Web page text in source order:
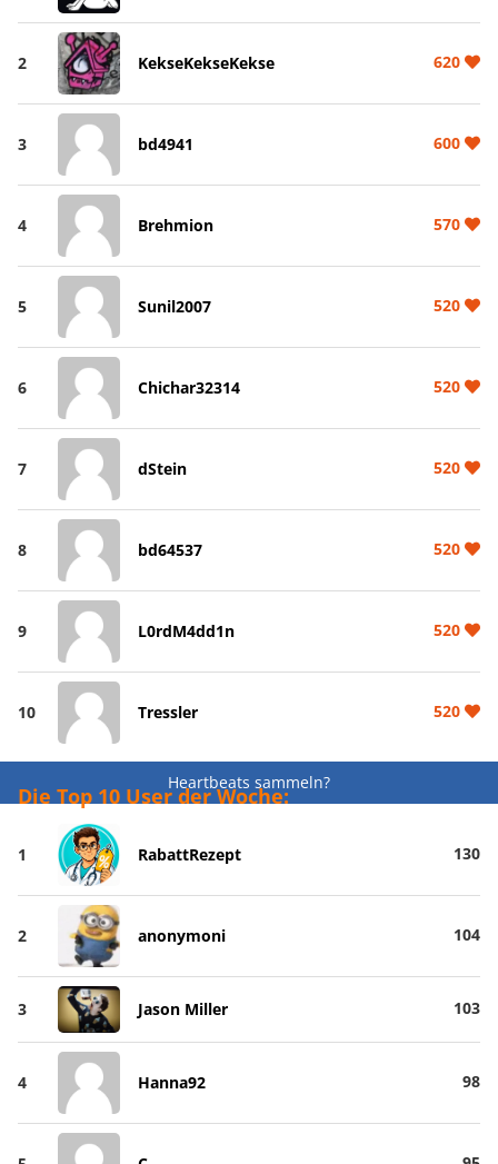
2 KekseKekseKekse 620
3 bd4941 600
4 Brehmion 570
5 Sunil2007 520
6 Chichar32314 520
7 dStein 520
8 bd64537 520
9 L0rdM4dd1n 520
10 Tressler 520
Heartbeats sammeln?
Die Top 10 User der Woche:
1 RabattRezept 130
2 anonymoni 104
3 Jason Miller 103
4 Hanna92 98